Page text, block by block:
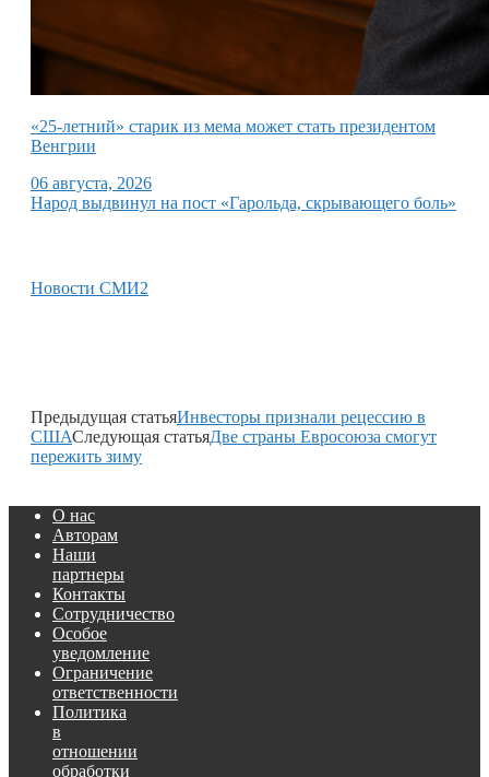
«25-летний» старик из мема может стать президентом
Венгрии
06 августа, 2026
Народ выдвинул на пост «Гарольда, скрывающего боль»
Новости СМИ2
Предыдущая статьяИнвесторы признали рецессию в
СШАСледующая статьяДве страны Евросоюза смогут
пережить зиму
О нас
Авторам
Наши
партнеры
Контакты
Сотрудничество
Особое
уведомление
Ограничение
ответственности
Политика
в
отношении
обработки